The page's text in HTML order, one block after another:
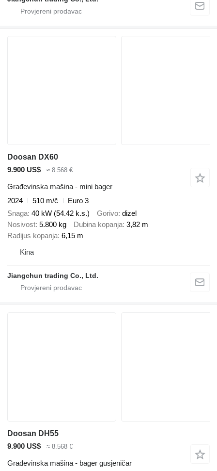
Doosan DX60
9.900 US$
≈ 8.568 €
Građevinska mašina - mini bager
2024
510 m/č
Euro 3
Snaga 40 kW (54.42 k.s.) Gorivo dizel
Nosivost 5.800 kg Dubina kopanja 3,82 m
Radijus kopanja 6,15 m
Kina
Jiangchun trading Co., Ltd.
Doosan DH55
9.900 US$
≈ 8.568 €
Građevinska mašina - bager gusjeničar